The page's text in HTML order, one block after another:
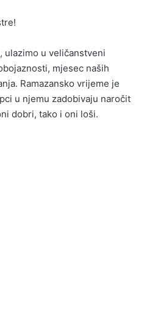
ulazimo u veličanstveni
mjesec naših
Ramazansko vrijeme je
u njemu zadobivaju naročit
dobri, tako i oni loši.